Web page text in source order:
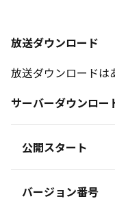
放送ダウンロード
放送ダウンロードは
サーバーダウンロー
公開スタート
バージョン番号